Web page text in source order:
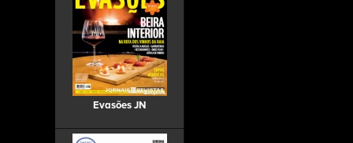
Evasões JN